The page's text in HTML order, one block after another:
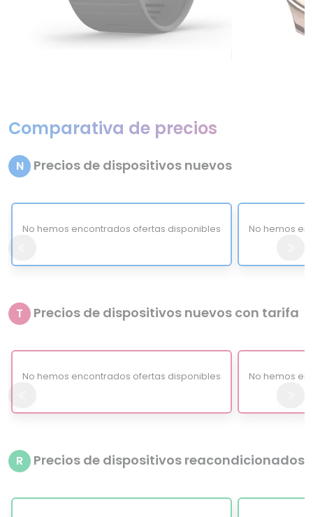
Comparativa de precios
N Precios de dispositivos nuevos
No hemos encontrados ofertas disponibles No hemos
T Precios de dispositivos nuevos con tarifa
No hemos encontrados ofertas disponibles No hemos
R Precios de dispositivos reacondicionados